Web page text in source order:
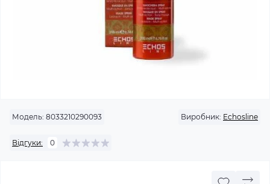
Модель: 8033210290093 Виробник: Echosline
Відгуки: 0